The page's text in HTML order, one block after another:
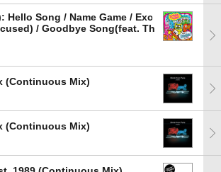
Hello Song / Name Game / Exc
/ Goodbye Song(feat. Th
(Continuous Mix)
(Continuous Mix)